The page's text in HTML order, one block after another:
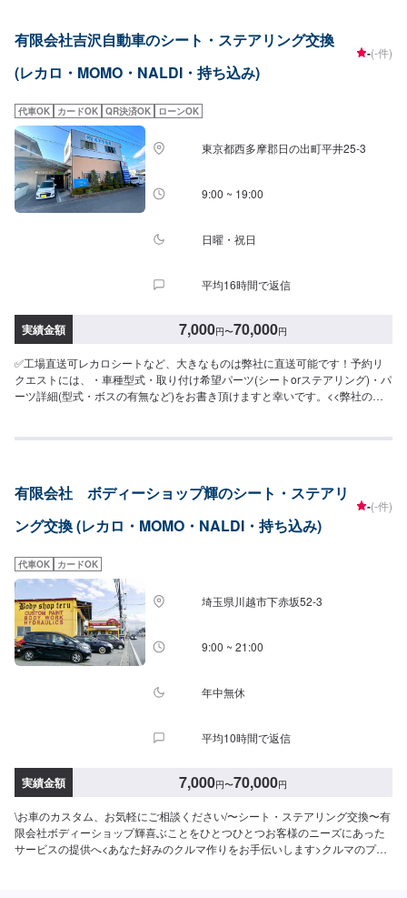
有限会社吉沢自動車のシート・ステアリング交換
(レカロ・MOMO・NALDI・持ち込み)
-(-件)
代車OK カードOK QR決済OK ローンOK
東京都西多摩郡日の出町平井25-3
9:00 ~ 19:00
日曜・祝日
平均16時間で返信
実績金額 7,000円〜70,000円
✅工場直送可レカロシートなど、大きなものは弊社に直送可能です！予約リ
クエストには、・車種型式・取り付け希望パーツ(シートorステアリング)・パ
ーツ詳細(型式・ボスの有無など)をお書き頂けますと幸いです。<<弊社の特
任せください！<<代車について>>工場の代車を26台ご用意しております。万
なんでもご相談ください！
有限会社 ボディーショップ輝のシート・ステアリ
ング交換 (レカロ・MOMO・NALDI・持ち込み)
-(-件)
代車OK カードOK
埼玉県川越市下赤坂52‐3
9:00 ~ 21:00
年中無休
平均10時間で返信
実績金額 7,000円〜70,000円
\お車のカスタム、お気軽にご相談ください/〜シート・ステアリング交換〜有
限会社ボディーショップ輝喜ぶことをひとつひとつお客様のニーズにあった
サービスの提供へ<あなた好みのクルマ作りをお手伝いします>クルマのプチ